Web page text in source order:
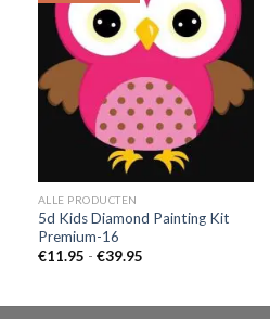
Add to
Wishlist
ALLE PRODUCTEN
5d Kids Diamond Painting Kit
Premium-16
€11.95 - €39.95Prijsklasse: